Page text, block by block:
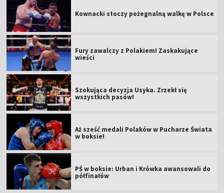
Kownacki stoczy pożegnalną walkę w Polsce
Fury zawalczy z Polakiem! Zaskakujące
wieści
Szokująca decyzja Usyka. Zrzekł się
wszystkich pasów!
Aż sześć medali Polaków w Pucharze Świata
w boksie!
PŚ w boksie: Urban i Krówka awansowali do
półfinałów